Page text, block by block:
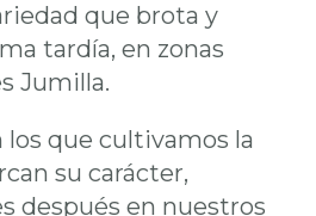
que brota y
tardía, en zonas
Jumilla.
los que cultivamos la
su carácter,
después en nuestros